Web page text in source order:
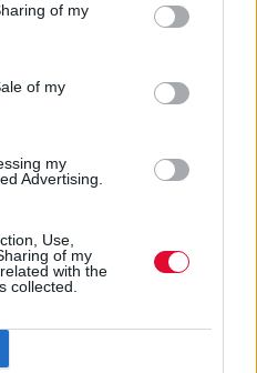
of my
of my
my
Advertising.
Use,
of my
with the
collected.
και λυσσασμένα
ήταν ένα κομμάτι
και φονικά
πιο στιβαρές και
και στοχευμένη
πνιχτά
πάθος. If it ain't
ανοίγει με το
Spirits Once So
και να μην